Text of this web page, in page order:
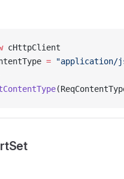
cHttpClient
= "application/